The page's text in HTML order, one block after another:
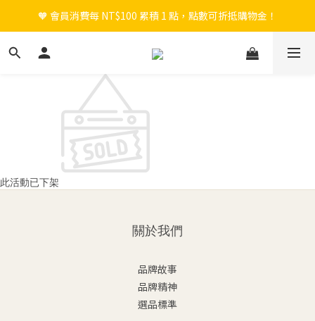
🎉 新會員註冊立即送 $200 購物金＋首購免運！
🧡 會員消費每 NT$100 累積 1 點，點數可折抵購物金！
🎉 新會員註冊立即送 $200 購物金＋首購免運！
此活動已下架
關於我們
品牌故事
品牌精神
選品標準